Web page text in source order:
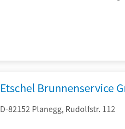
Etschel Brunnenservice
D-82152 Planegg, Rudolfstr. 112